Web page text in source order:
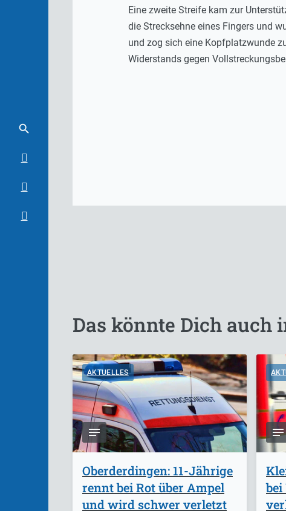
Eine zweite Streife kam zur
die Strecksehne eines Fingers und
und zog sich eine Kopfplatzwunde
Widerstands gegen
Das könnte Dich auch
AKTUELLES
Oberderdingen: 11-Jährige
rennt bei Rot über Ampel
und wird schwer verletzt